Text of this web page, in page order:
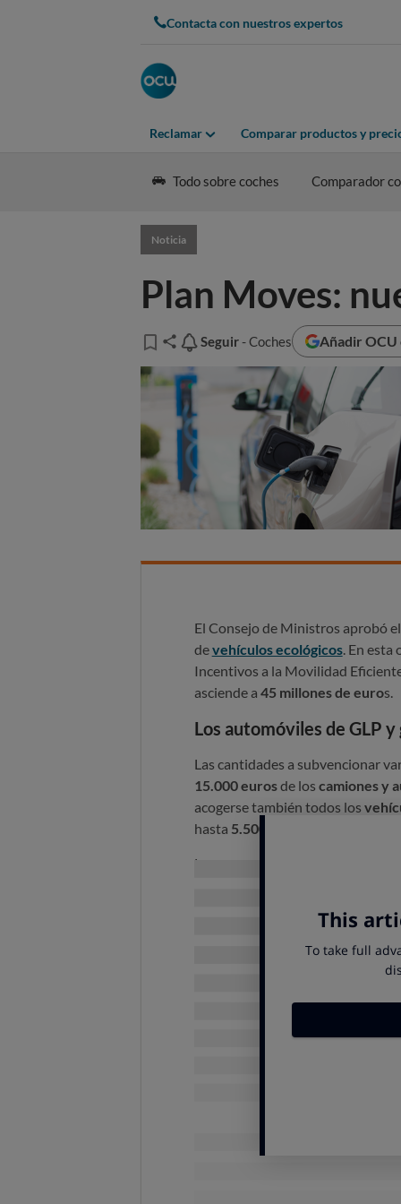
Contacta con nuestros expertos
Reclamar Comparar productos y
Todo sobre coches Comparador
Noticia
Plan Moves:
Seguir
Seguir - Coches Añadir OCU
El Consejo de Ministros aprobó
devehículos ecológicos. En esta
Incentivos a la Movilidad
asciende a 45 millones de euros.
Los automóviles de GLP
Las cantidades a subvencionar
15.000 eurosde los camiones y
acogerse también todos los
hasta 5.500 euros
Las personas que adquieran un
descuento de
Eléctricos e híbridos enchufables